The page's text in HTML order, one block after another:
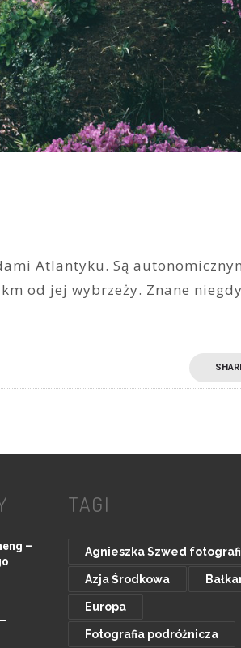
Atlantyku. Są
od jej wybrzeży. Znane
–
TAGI
Agnieszka Szwed
Azja Środkowa
Europa
Fotografia podróżnicza